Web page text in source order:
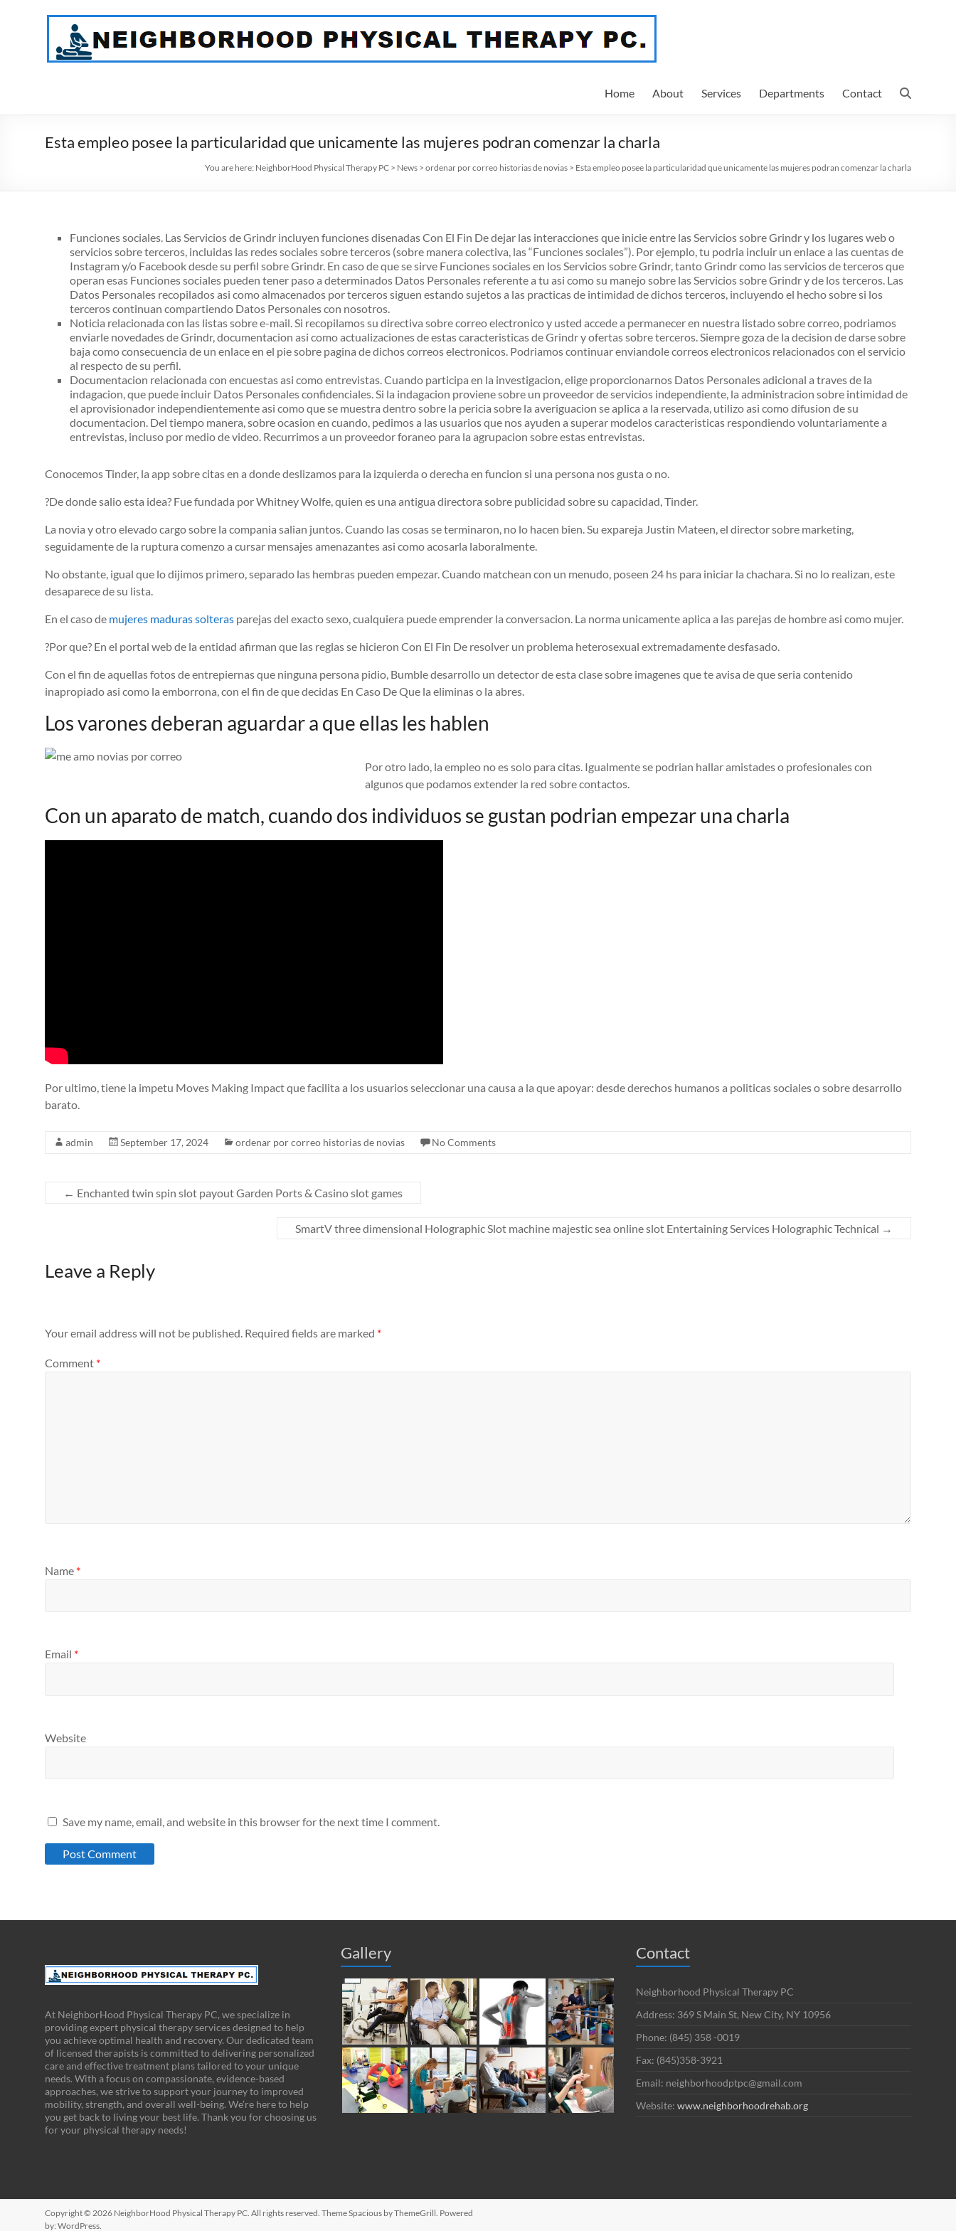
NeighborHood
Physical
Home About Services Departments Contact
Esta empleo posee la particularidad que unicamente las mujeres podran comenzar la charla
You are here: NeighborHood Physical Therapy PC > News > ordenar por correo historias de novias > Esta empleo posee la particularidad que unicamente las mujeres podran comenzar la charla
Funciones sociales. Las Servicios de Grindr incluyen funciones disenadas Con El Fin De dejar las interacciones que inicie entre las Servicios sobre Grindr y los lugares web o
servicios sobre terceros, incluidas las redes sociales sobre terceros (sobre manera colectiva, las “Funciones sociales”). Por ejemplo, tu podria incluir un enlace a las cuentas de
Instagram y/o Facebook desde su perfil sobre Grindr. En caso de que se sirve Funciones sociales en los Servicios sobre Grindr, tanto Grindr como las servicios de terceros que
operan esas Funciones sociales pueden tener paso a determinados Datos Personales referente a tu asi como su manejo sobre las Servicios sobre Grindr y de los terceros. Las
Datos Personales recopilados asi como almacenados por terceros siguen estando sujetos a las practicas de intimidad de dichos terceros, incluyendo el hecho sobre si los
terceros continuan compartiendo Datos Personales con nosotros.
Noticia relacionada con las listas sobre e-mail. Si recopilamos su directiva sobre correo electronico y usted accede a permanecer en nuestra listado sobre correo, podriamos
enviarle novedades de Grindr, documentacion asi como actualizaciones de estas caracteristicas de Grindr y ofertas sobre terceros.Siempre goza de la decision de darse sobre
baja como consecuencia de un enlace en el pie sobre pagina de dichos correos electronicos. Podriamos continuar enviandole correos electronicos relacionados con el servicio
al respecto de su perfil.
Documentacion relacionada con encuestas asi como entrevistas. Cuando participa en la investigacion, elige proporcionarnos Datos Personales adicional a traves de la
indagacion, que puede incluir Datos Personales confidenciales. Si la indagacion proviene sobre un proveedor de servicios independiente, la administracion sobre intimidad de
el aprovisionador independientemente asi como que se muestra dentro sobre la pericia sobre la averiguacion se aplica a la reservada, utilizo asi como difusion de su
documentacion. Del tiempo manera, sobre ocasion en cuando, pedimos a las usuarios que nos ayuden a superar modelos caracteristicas respondiendo voluntariamente a
entrevistas, incluso por medio de video. Recurrimos a un proveedor foraneo para la agrupacion sobre estas entrevistas.
Conocemos Tinder, la app sobre citas en a donde deslizamos para la izquierda o derecha en funcion si una persona nos gusta o no.
?De donde salio esta idea? Fue fundada por Whitney Wolfe, quien es una antigua directora sobre publicidad sobre su capacidad, Tinder.
La novia y otro elevado cargo sobre la compania salian juntos. Cuando las cosas se terminaron, no lo hacen bien. Su expareja Justin Mateen, el director sobre marketing,
seguidamente de la ruptura comenzo a cursar mensajes amenazantes asi como acosarla laboralmente.
No obstante, igual que lo dijimos primero, separado las hembras pueden empezar. Cuando matchean con un menudo, poseen 24 hs para iniciar la chachara. Si no lo realizan, este
desaparece de su lista.
En el caso de mujeres maduras solteras parejas del exacto sexo, cualquiera puede emprender la conversacion. La norma unicamente aplica a las parejas de hombre asi como mujer.
?Por que? En el portal web de la entidad afirman que las reglas se hicieron Con El Fin De resolver un problema heterosexual extremadamente desfasado.
Con el fin de aquellas fotos de entrepiernas que ninguna persona pidio, Bumble desarrollo un detector de esta clase sobre imagenes que te avisa de que seria contenido
inapropiado asi como la emborrona, con el fin de que decidas En Caso De Que la eliminas o la abres.
Los varones deberan aguardar a que ellas les hablen
Por otro lado, la empleo no es solo para citas. Igualmente se podrian hallar amistades o profesionales con
algunos que podamos extender la red sobre contactos.
Con un aparato de match, cuando dos individuos se gustan podrian empezar una charla
Por ultimo, tiene la impetu Moves Making Impact que facilita a los usuarios seleccionar una causa a la que apoyar: desde derechos humanos a politicas sociales o sobre desarrollo
barato.
admin September 17, 2024 ordenar por correo historias de novias No Comments
← Enchanted twin spin slot payout Garden Ports & Casino slot games
SmartV three dimensional Holographic Slot machine majestic sea online slot Entertaining Services Holographic Technical →
Leave a Reply
Your email address will not be published. Required fields are marked *
Comment *
Name *
Email *
Website
Save my name, email, and website in this browser for the next time I comment.
At NeighborHood Physical Therapy PC, we specialize in
providing expert physical therapy services designed to help
you achieve optimal health and recovery. Our dedicated team
of licensed therapists is committed to delivering personalized
care and effective treatment plans tailored to your unique
needs. With a focus on compassionate, evidence-based
approaches, we strive to support your journey to improved
mobility, strength, and overall well-being. We’re here to help
you get back to living your best life. Thank you for choosing us
for your physical therapy needs!
Gallery Contact
Neighborhood Physical Therapy PC
Address: 369 S Main St, New City, NY 10956
Phone: (845) 358 -0019
Fax: (845)358-3921
Email: neighborhoodptpc@gmail.com
Website:www.neighborhoodrehab.org
Copyright © 2026 NeighborHood Physical Therapy PC. All rights reserved. ThemeSpacious by ThemeGrill. Powered
by: WordPress.